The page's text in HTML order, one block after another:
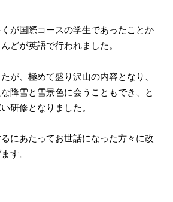
が国際コースの学生であったことか
どが英語で行われました。
が、極めて盛り沢山の内容となり、
降雪と雪景色に会うこともでき、と
研修となりました。
にあたってお世話になった方々に改
す。